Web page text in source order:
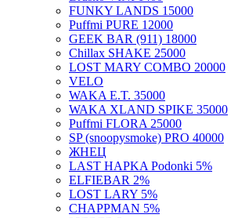
FUNKY LANDS 15000
Puffmi PURE 12000
GEEK BAR (911) 18000
Chillax SHAKE 25000
LOST MARY COMBO 20000
VELO
WAKA E.T. 35000
WAKA XLAND SPIKE 35000
Puffmi FLORA 25000
SP (snoopysmoke) PRO 40000
ЖНЕЦ
LAST HAPKA Podonki 5%
ELFIEBAR 2%
LOST LARY 5%
CHAPPMAN 5%
ICEBERG